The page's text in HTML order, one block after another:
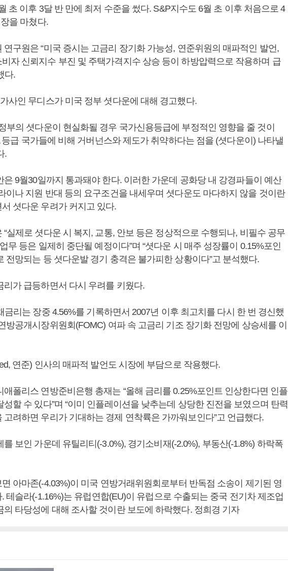
초 이후 3달 반 만에 최저 수준을 썼다. S&P지수도 6월 초 이후 처음으로 4
을 마쳤다.
연구원은 “미국 증시는 고금리 장기화 가능성, 연준위원의 매파적인 발언,
자 신뢰지수 부진 및 주택가격지수 상승 등이 하방압력으로 작용하며 급
다.
사인 무디스가 미국 정부 셧다운에 대해 경고했다.
부의 셧다운이 현실화될 경우 국가신용등급에 부정적인 영향을 줄 것이
등급 국가들에 비해 거버넌스와 제도가 취약하다는 점을 (셧다운이) 나타낼
.
은 9월30일까지 통과돼야 한다. 이러한 가운데 공화당 내 강경파들이 예산
이나 지원 반대 등의 요구조건을 내세우며 셧다운도 마다하지 않을 것이란
셧다운 우려가 커지고 있다.
“실제로 셧다운 시 복지, 교통, 안보 등은 정상적으로 수행되나, 비필수 공무
무 등은 일제히 중단될 예정이다”며 “셧다운 시 매주 성장률이 0.15%포인
전망되는 등 셧다운발 경기 충격은 불가피한 상황이다”고 분석했다.
리가 급등하면서 다시 우려를 키웠다.
금리는 장중 4.56%를 기록하면서 2007년 이후 최고치를 다시 한 번 경신했
방공개시장위원회(FOMC) 여파 속 고금리 기조 장기화 전망에 상승세를 이
연준) 인사의 매파적 발언도 시장에 부담으로 작용했다.
애폴리스 연방준비은행 총재는 “올해 금리를 0.25%포인트 인상한다면 인플
할 수 있다”며 “이미 인플레이션을 낮추는데 상당한 진전을 보였으며 탄력
고려하면 우리가 기대하는 경제 연착륙은 가까워보인다”고 언급했다.
보인 가운데 유틸리티(-3.0%), 경기소비재(-2.0%), 부동산(-1.8%) 하락폭
아마존(-4.03%)이 미국 연방거래위원회로부터 반독점 소송이 제기된 영
테슬라(-1.16%)는 유럽연합(EU)이 유럽으로 수출되는 중국 전기차 제조업
의 타당성에 대해 조사할 것이란 보도에 하락했다. 정희경 기자